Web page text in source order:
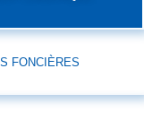
FONCIÈRES